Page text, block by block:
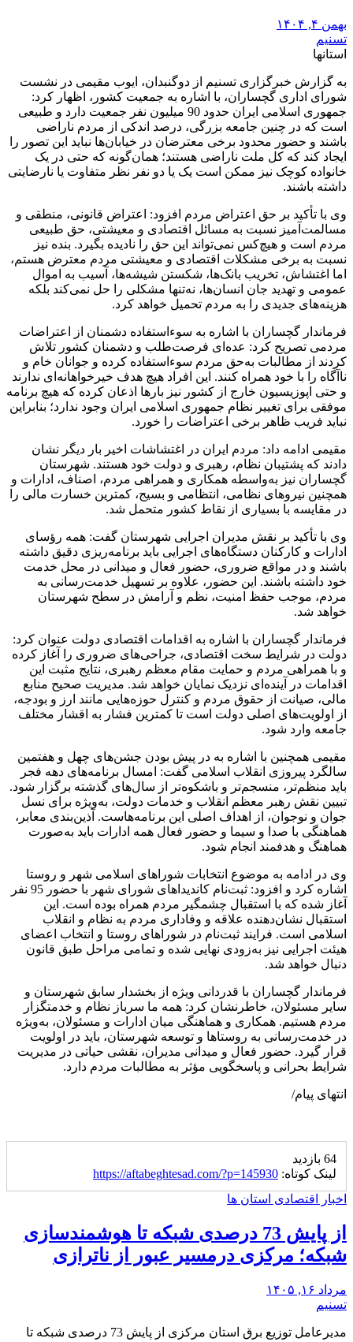
بهمن ۴, ۱۴۰۴
تسنیم
استانها
به گزارش خبرگزاری تسنیم از دوگنبدان، ایوب مقیمی در نشست
شورای اداری گچساران، با اشاره به جمعیت کشور، اظهار کرد:
جمهوری اسلامی ایران حدود 90 میلیون نفر جمعیت دارد و طبیعی
است که در چنین جامعه بزرگی، درصد اندکی از مردم ناراضی
باشند و حضور محدود برخی معترضان در خیابان‌ها نباید این تصور را
ایجاد کند که کل ملت ناراضی هستند؛ همان‌گونه که حتی در یک
خانواده کوچک نیز ممکن است یک یا دو نفر نظر متفاوت یا نارضایتی
داشته باشند.
وی با تأکید بر حق اعتراض مردم افزود: اعتراض قانونی، منطقی و
مسالمت‌آمیز نسبت به مسائل اقتصادی و معیشتی، حق طبیعی
مردم است و هیچ‌کس نمی‌تواند این حق را نادیده بگیرد. بنده نیز
نسبت به برخی مشکلات اقتصادی و معیشتی مردم معترض هستم،
اما اغتشاش، تخریب بانک‌ها، شکستن شیشه‌ها، آسیب به اموال
عمومی و تهدید جان انسان‌ها، نه‌تنها مشکلی را حل نمی‌کند بلکه
هزینه‌های جدیدی را به مردم تحمیل خواهد کرد.
فرماندار گچساران با اشاره به سوءاستفاده دشمنان از اعتراضات
مردمی تصریح کرد: عده‌ای فرصت‌طلب و دشمنان کشور تلاش
کردند از مطالبات به‌حق مردم سوءاستفاده کرده و جوانان خام و
ناآگاه را با خود همراه کنند. این افراد هیچ هدف خیرخواهانه‌ای ندارند
و حتی اپوزیسیون خارج از کشور نیز بارها اذعان کرده که هیچ برنامه
موفقی برای تغییر نظام جمهوری اسلامی ایران وجود ندارد؛ بنابراین
نباید فریب ظاهر برخی اعتراضات را خورد.
مقیمی ادامه داد: مردم ایران در اغتشاشات اخیر بار دیگر نشان
دادند که پشتیبان نظام، رهبری و دولت خود هستند. شهرستان
گچساران نیز به‌واسطه همکاری و همراهی مردم، اصناف، ادارات و
همچنین نیروهای نظامی، انتظامی و بسیج، کمترین خسارت مالی را
در مقایسه با بسیاری از نقاط کشور متحمل شد.
وی با تأکید بر نقش مدیران اجرایی شهرستان گفت: همه رؤسای
ادارات و کارکنان دستگاه‌های اجرایی باید برنامه‌ریزی دقیق داشته
باشند و در مواقع ضروری، حضور فعال و میدانی در محل خدمت
خود داشته باشند. این حضور، علاوه بر تسهیل خدمت‌رسانی به
مردم، موجب حفظ امنیت، نظم و آرامش در سطح شهرستان
خواهد شد.
فرماندار گچساران با اشاره به اقدامات اقتصادی دولت عنوان کرد:
دولت در شرایط سخت اقتصادی، جراحی‌های ضروری را آغاز کرده
و با همراهی مردم و حمایت مقام معظم رهبری، نتایج مثبت این
اقدامات در آینده‌ای نزدیک نمایان خواهد شد. مدیریت صحیح منابع
مالی، صیانت از حقوق مردم و کنترل حوزه‌هایی مانند ارز و بودجه،
از اولویت‌های اصلی دولت است تا کمترین فشار به اقشار مختلف
جامعه وارد شود.
مقیمی همچنین با اشاره به در پیش بودن جشن‌های چهل و هفتمین
سالگرد پیروزی انقلاب اسلامی گفت: امسال برنامه‌های دهه فجر
باید منظم‌تر، منسجم‌تر و باشکوه‌تر از سال‌های گذشته برگزار شود.
تبیین نقش رهبر معظم انقلاب و خدمات دولت، به‌ویژه برای نسل
جوان و نوجوان، از اهداف اصلی این برنامه‌هاست. آذین‌بندی معابر،
هماهنگی با صدا و سیما و حضور فعال همه ادارات باید به‌صورت
هماهنگ و هدفمند انجام شود.
وی در ادامه به موضوع انتخابات شوراهای اسلامی شهر و روستا
اشاره کرد و افزود: ثبت‌نام کاندیداهای شورای شهر با حضور 95 نفر
آغاز شده که با استقبال چشمگیر مردم همراه بوده است. این
استقبال نشان‌دهنده علاقه و وفاداری مردم به نظام و انقلاب
اسلامی است. فرایند ثبت‌نام در شوراهای روستا و انتخاب اعضای
هیئت اجرایی نیز به‌زودی نهایی شده و تمامی مراحل طبق قانون
دنبال خواهد شد.
فرماندار گچساران با قدردانی ویژه از بخشدار سابق شهرستان و
سایر مسئولان، خاطرنشان کرد: همه ما سرباز نظام و خدمتگزار
مردم هستیم. همکاری و هماهنگی میان ادارات و مسئولان، به‌ویژه
در خدمت‌رسانی به روستاها و توسعه شهرستان، باید در اولویت
قرار گیرد. حضور فعال و میدانی مدیران، نقشی حیاتی در مدیریت
شرایط بحرانی و پاسخگویی مؤثر به مطالبات مردم دارد.
انتهای پیام/
64 بازدید
لینک کوتاه: https://aftabeghtesad.com/?p=145930
اخبار اقتصادی استان ها
از پایش 73 درصدی شبکه تا هوشمندسازی
شبکه؛ مرکزی درمسیر عبور از ناترازی
مرداد ۱۶, ۱۴۰۵
تسنیم
مدیرعامل توزیع برق استان مرکزی از پایش 73 درصدی شبکه تا